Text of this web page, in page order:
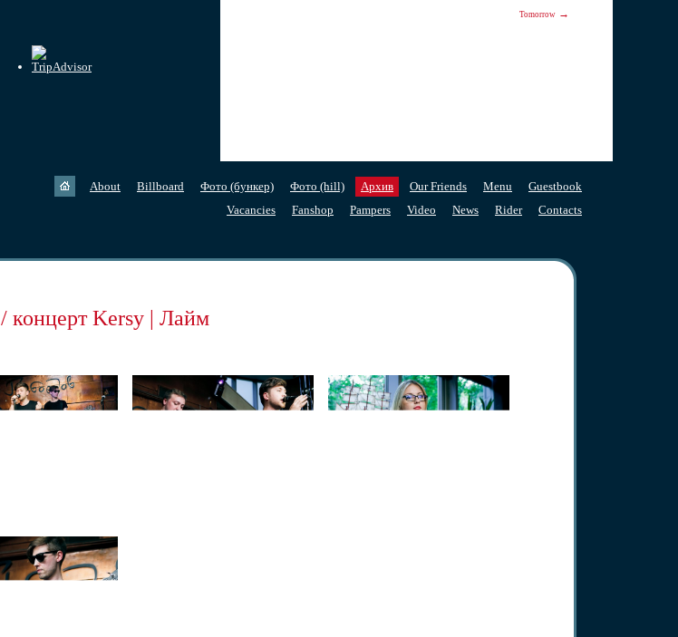
Tomorrow →
About Billboard Фото (бункер) Фото (hill) Архив Our Friends Menu
Guestbook
Vacancies
Fanshop Pampers Video News Rider Contacts
/ концерт Kersy | Лайм